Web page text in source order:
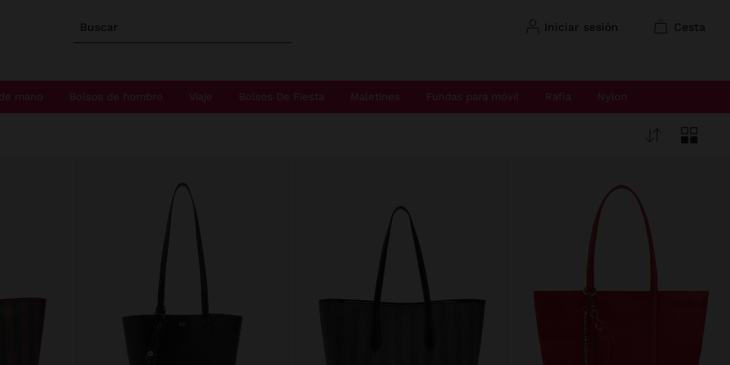
Buscar iniciar sesión cesta
mano Bolsos de hombro Viaje Bolsos De Fiesta Maletines Fundas para móvil Rafia Nylon